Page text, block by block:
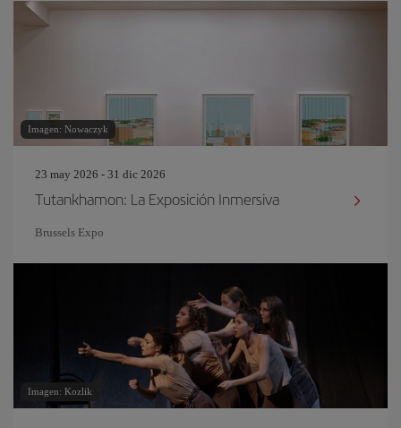
Imagen: Nowaczyk
23 may 2026 - 31 dic 2026
Tutankhamon: La Exposición Inmersiva
Brussels Expo
Imagen: Kozlik